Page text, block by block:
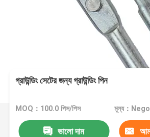
গ্রাউন্ডিং সেটের জন্য গ্রাউন্ডিং পিন
MOQ：100.0 পিস/পিস মূল্য：
ভালো দাম